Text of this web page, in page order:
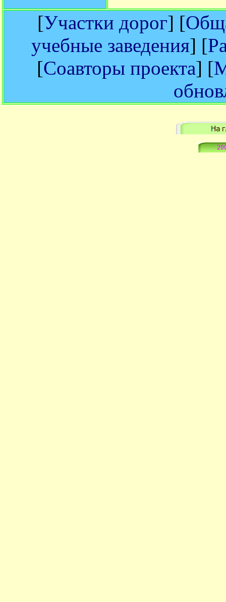
[Участки дорог] [
учебные заведения] [
[Соавторы проекта] [